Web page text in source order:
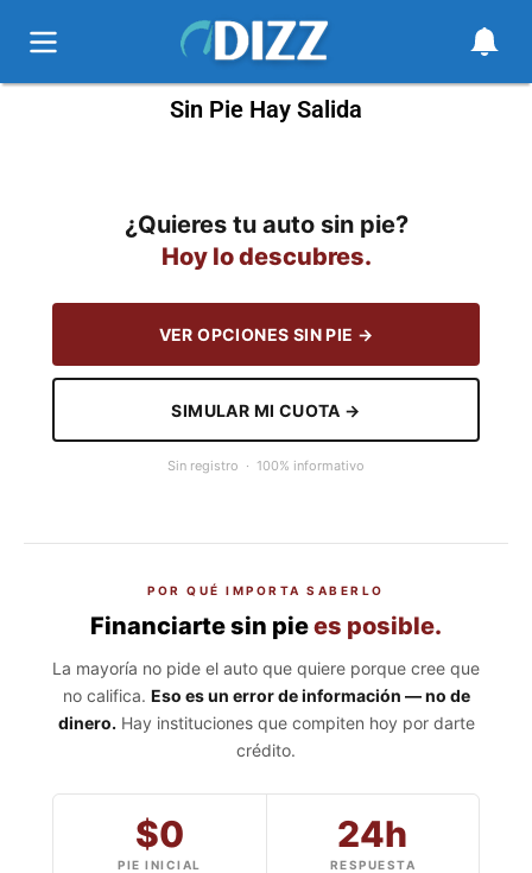
Sin Pie Hay Salida
¿Quieres tu auto sin pie?
Hoy lo descubres.
VER OPCIONES SIN PIE →
SIMULAR MI CUOTA →
Sin registro · 100% informativo
POR QUÉ IMPORTA SABERLO
Financiarte sin piees posible.
La mayoría no pide el auto que quiere porque cree que
no califica. Eso es un error de información — no de
dinero. Hay instituciones que compiten hoy por darte
crédito.
$0
PIE INICIAL
24h
RESPUESTA